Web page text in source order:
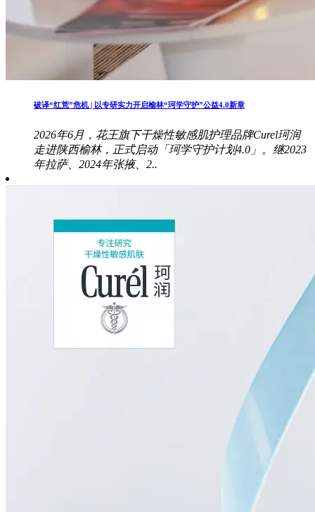
破译“红荒”危机 | 以专研实力开启榆林“珂学守护”公益4.0新章
2026年6月，花王旗下干燥性敏感肌护理品牌Curel珂润
走进陕西榆林，正式启动「珂学守护计划4.0」。继2023
年拉萨、2024年张掖、2..